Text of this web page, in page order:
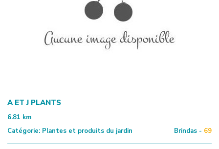
A ET J PLANTS
6.81 km
Catégorie: Plantes et produits du jardin Brindas - 69